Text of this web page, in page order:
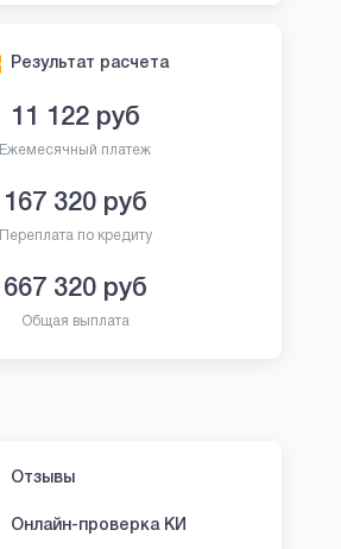
Результат расчета
11 122руб
Ежемесячный платеж
167 320руб
Переплата по кредиту
667 320руб
Общая выплата
Отзывы
Онлайн-проверка КИ